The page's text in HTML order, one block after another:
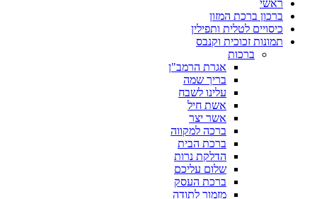
ראשי
ברכון ברכת המזון
כיסויים לטלית ותפילין
תמונות זכוכית וקנבס
ברכות
אגרת הרמב"ן
בריך שמה
עלינו לשבח
אשת חיל
אשר יצר
ברכה למקווה
ברכת הבית
הדלקת נרות
שלום עליכם
ברכת העסק
מזמור לתודה